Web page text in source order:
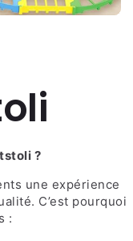
?
une expérience
C’est pourquoi
: